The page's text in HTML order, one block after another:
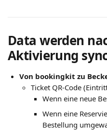
Data werden
Aktivierung
Von bookingkit zu
Ticket QR-Code
Wenn eine neue
Wenn eine
Bestellung